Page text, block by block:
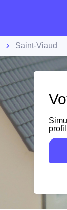
Saint-Viaud